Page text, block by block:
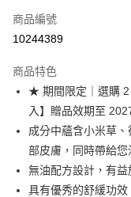
合作金庫商業銀行
上海商業儲蓄銀行
臺灣中小企業銀行
匯豐（台灣）商業銀行
聯邦商業銀行
元大商業銀行
玉山商業銀行
台灣樂天信用卡公司
合作金庫商業銀行
上海商業儲蓄銀行
國泰世華商業銀行
匯豐（台灣）商業銀行
聯邦商業銀行
元大商業銀行
玉山商業銀行
台新國際商業銀行
超商取貨付款
LINE Pay
Apple Pay
街口支付
悠遊付
Google Pay
商品編號
10244389
商品特色
★ 期間限定｜選購 2
入】贈品效期至
成分中蘊含小米草
部皮膚，同時帶給
無油配方設計，有
具有優秀的舒緩功效